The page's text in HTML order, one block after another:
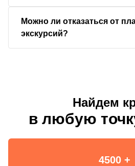
Можно ли отказаться от
экскурсий?
Найдем
в любую
4500 +